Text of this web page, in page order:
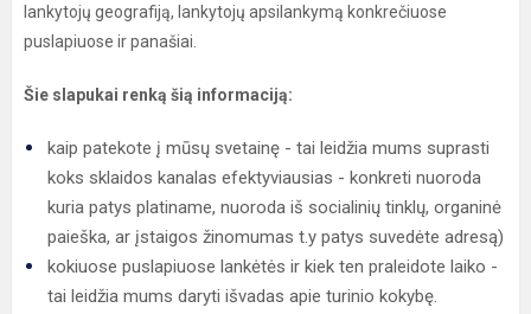
lankytojų geografiją, lankytojų apsilankymą konkrečiuose
puslapiuose ir panašiai.
Šie slapukai renką šią informaciją:
kaip patekote į mūsų svetainę - tai leidžia mums suprasti
koks sklaidos kanalas efektyviausias - konkreti nuoroda
kuria patys platiname, nuoroda iš socialinių tinklų, organinė
paieška, ar įstaigos žinomumas t.y patys suvedėte adresą)
kokiuose puslapiuose lankėtės ir kiek ten praleidote laiko -
tai leidžia mums daryti išvadas apie turinio kokybę.